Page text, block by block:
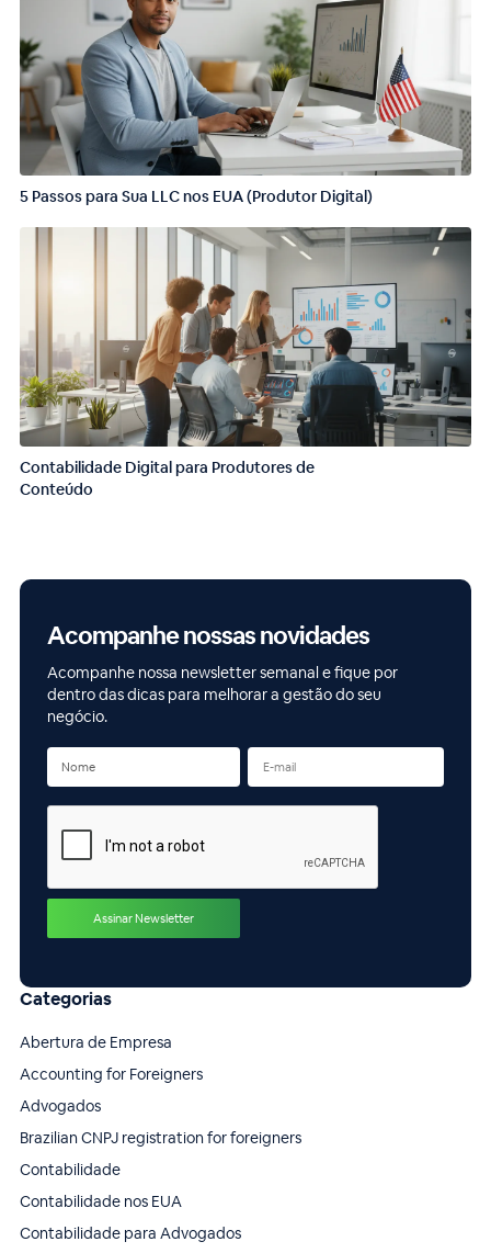
5 Passos para Sua LLC nos EUA (Produtor Digital)
Contabilidade Digital para Produtores de
Conteúdo
Acompanhe nossas novidades
Acompanhe nossa newsletter semanal e fique por
dentro das dicas para melhorar a gestão do seu
negócio.
Categorias
Abertura de Empresa
Accounting for Foreigners
Advogados
Brazilian CNPJ registration for foreigners
Contabilidade
Contabilidade nos EUA
Contabilidade para Advogados